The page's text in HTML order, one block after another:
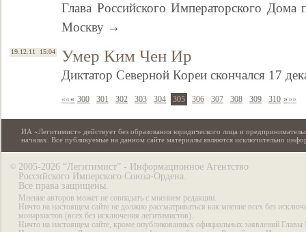
Глава Российского Императорского
Москву →
19.12.11 15:04 Умер Ким Чен Ир
Диктатор Северной Кореи скончался 17
««« 300 301 302 303 304 305 306 307 308 309 310 »»»
ИА «Легитимист» действует без образования юридического лица и
началах. Все публикуемые на данном сайте материалы являются исключительно
© 2005-2026 “Легитимист” - Информационное Агентство
Российского Имперского Союза-Ордена.
Все права защищены.
Мнение авторов может не совпадать с мнением редакции.
Ничто на настоящем сайте не должно рассматриваться как мнение всех без
монархистов (всех без исключения легитимистов).
Ничто на настоящем сайте, кроме опубликованных официальных заявлений Главы